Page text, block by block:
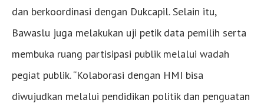
dan berkoordinasi dengan Dukcapil. Selain itu,
Bawaslu juga melakukan uji petik data pemilih serta
membuka ruang partisipasi publik melalui wadah
pegiat publik. “Kolaborasi dengan HMI bisa
diwujudkan melalui pendidikan politik dan penguatan